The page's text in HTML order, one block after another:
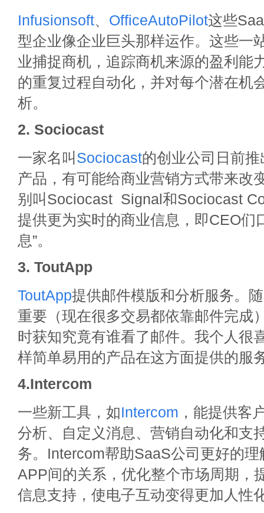
Infusionsoft、 OfficeAutoPilot这些
型企业像企业巨头那样运作。这些一
业捕捉商机，追踪商机来源的盈利能
的重复过程自动化，并对每个潜在机
析。
2. Sociocast
一家名叫 Sociocast的创业公司日前
产品，有可能给商业营销方式带来改
别叫Sociocast Signal和Sociocast
提供更为实时的商业信息，即CEO们
息”。
3. ToutApp
ToutApp提供邮件模版和分析服务。
重要（现在很多交易都依靠邮件完成
时获知究竟有谁看了邮件。我个人很
样简单易用的产品在这方面提供的服
4.Intercom
一些新工具，如Intercom ，能提供客
分析、自定义消息、营销自动化和支
务。Intercom帮助SaaS公司更好的
APP间的关系，优化整个市场周期，
信息支持，使电子互动变得更加人性